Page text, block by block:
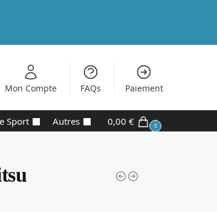
Mon Compte FAQs Paiement
Sport Autres 0,00 € 0